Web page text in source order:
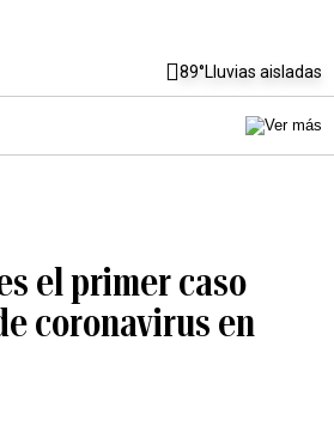
89°Lluvias aisladas
el primer caso
coronavirus en